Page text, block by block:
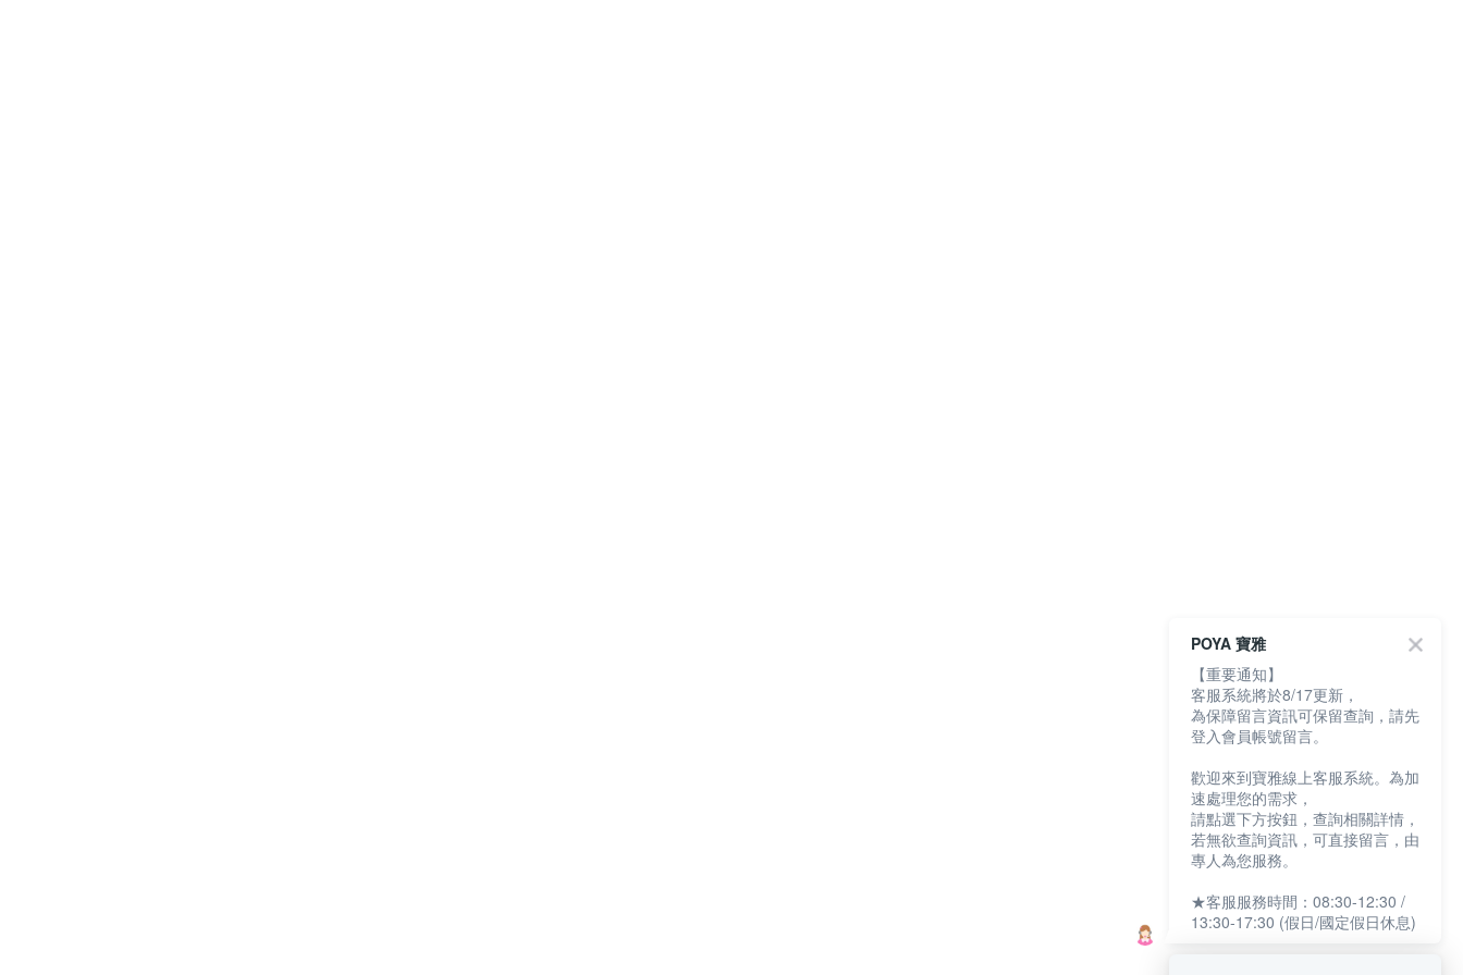
POYA 寶雅
【重要通知】
客服系統將於8/17更新，
為保障留言資訊可保留查詢，請先
登入會員帳號留言。
歡迎來到寶雅線上客服系統。為加
速處理您的需求，
請點選下方按鈕，查詢相關詳情，
若無欲查詢資訊，可直接留言，由
專人為您服務。
★客服服務時間：08:30-12:30 /
13:30-17:30 (假日/國定假日休息)